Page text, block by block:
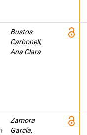
Bustos
Carbonell,
Ana Clara
Zamora
García,